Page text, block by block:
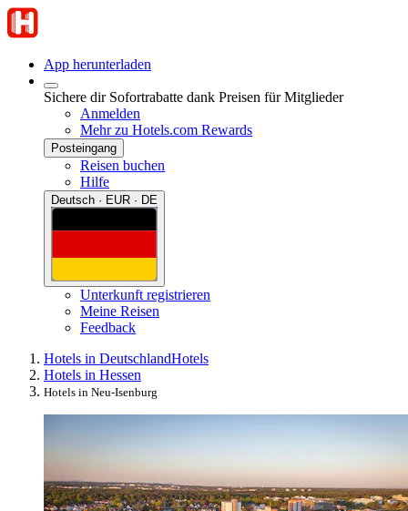
App herunterladen
Sichere dir Sofortrabatte dank Preisen für Mitglieder
Anmelden
Mehr zu Hotels.com Rewards
Posteingang
Reisen buchen
Hilfe
Deutsch · EUR · DE
Unterkunft registrieren
Meine Reisen
Feedback
Hotels in DeutschlandHotels
Hotels in Hessen
Hotels in Neu-Isenburg